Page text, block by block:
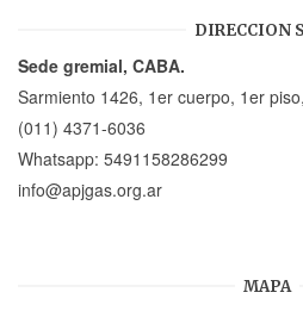
DIRECCION
Sede gremial, CABA.
Sarmiento 1426, 1er cuerpo, 1er
(011) 4371-6036
Whatsapp: 5491158286299
info@apjgas.org.ar
MAPA